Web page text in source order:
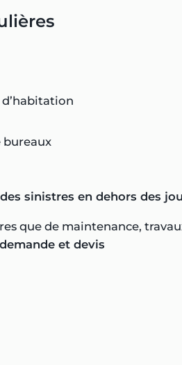
bureaux
sinistres en dehors des
que de maintenance,
et devis